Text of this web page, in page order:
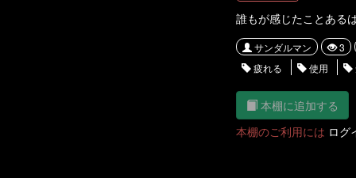
誰もが感じたことある
サンダルマン 3
疲れる
使用
本棚に追加する
本棚のご利用には ログ